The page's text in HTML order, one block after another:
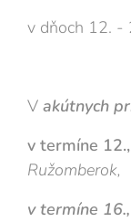
v dňoch 12. -
V akútnych
v termíne
Ružomberok,
v termíne